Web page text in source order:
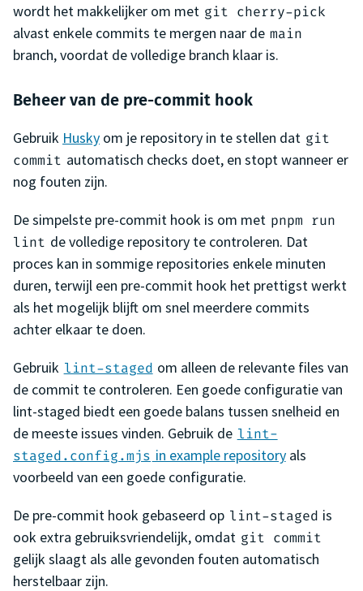
wordt het makkelijker om met git cherry-pick
alvast enkele commits te mergen naar de main
branch, voordat de volledige branch klaar is.
Beheer van de pre-commit hook
Gebruik Husky om je repository in te stellen dat git
commit automatisch checks doet, en stopt wanneer er
nog fouten zijn.
De simpelste pre-commit hook is om met pnpm run
lint de volledige repository te controleren. Dat
proces kan in sommige repositories enkele minuten
duren, terwijl een pre-commit hook het prettigst werkt
als het mogelijk blijft om snel meerdere commits
achter elkaar te doen.
Gebruik lint-staged om alleen de relevante files van
de commit te controleren. Een goede configuratie van
lint-staged biedt een goede balans tussen snelheid en
de meeste issues vinden. Gebruik de lint-
staged.config.mjs in example repositoryals
voorbeeld van een goede configuratie.
De pre-commit hook gebaseerd op lint-staged is
ook extra gebruiksvriendelijk, omdat git commit
gelijk slaagt als alle gevonden fouten automatisch
herstelbaar zijn.